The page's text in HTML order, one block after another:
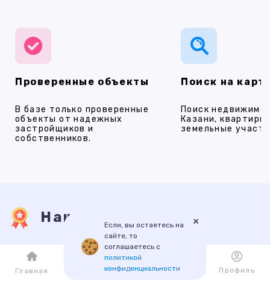
Проверенные объекты
В базе только проверенные
объекты от надежных
застройщиков и
собственников.
Поиск на
Поиск
Казани,
земельные
Наши услуги
ПРОДАЖА АРЕНДА НОВОСТРОЙКИ ИПОТЕКА
Если, вы остаетесь на
сайте, то
соглашаетесь с
политикой
конфиденциальности
×
Главная Каталог Избранное Профиль